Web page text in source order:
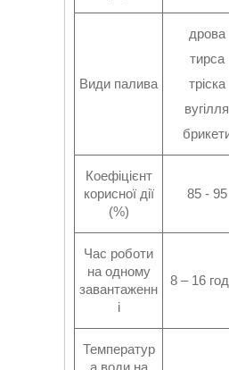
Види палива
дрова
тирса
тріска
вугілля
Коефіцієнт
корисної дії
(%)
85 - 95
Час роботи
на одному
завантаженн
і
8 – 16
Температур
а води на